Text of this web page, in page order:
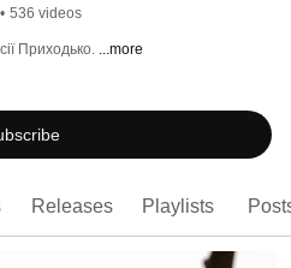
• 536 videos
Приходько. ...more
Releases Playlists